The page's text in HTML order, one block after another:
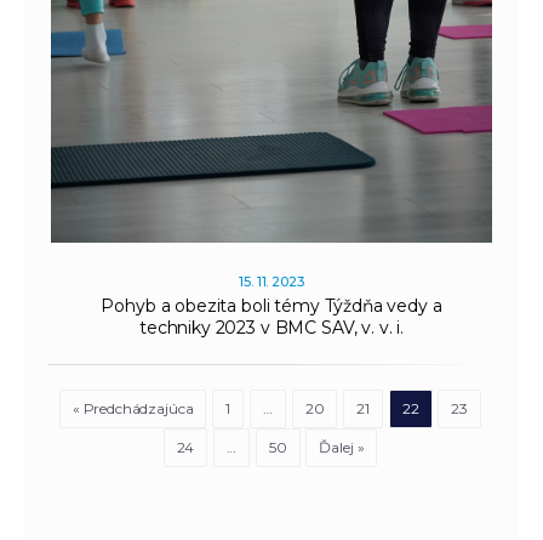
15. 11. 2023
Pohyb a obezita boli témy Týždňa vedy a
techniky 2023 v BMC SAV, v. v. i.
« Predchádzajúca 1 … 20 21 22 23
24 … 50 Ďalej »